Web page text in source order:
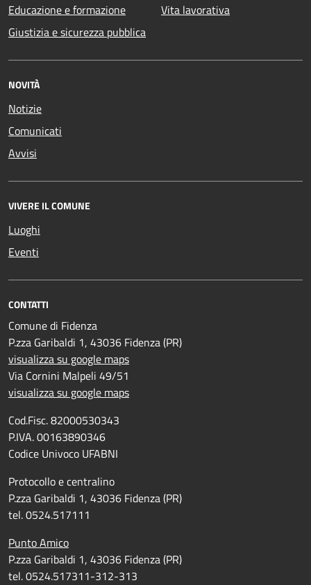
Educazione e formazione
Giustizia e sicurezza pubblica
Vita lavorativa
NOVITÀ
Notizie
Comunicati
Avvisi
VIVERE IL COMUNE
Luoghi
Eventi
CONTATTI
Comune di Fidenza
P.zza Garibaldi 1, 43036 Fidenza (PR)
visualizza su google maps
Via Cornini Malpeli 49/51
visualizza su google maps
Cod.Fisc. 82000530343
P.IVA. 00163890346
Codice Univoco UFABNI
Protocollo e centralino
P.zza Garibaldi 1, 43036 Fidenza (PR)
tel. 0524.517111
Punto Amico
P.zza Garibaldi 1, 43036 Fidenza (PR)
tel. 0524.517311-312-313